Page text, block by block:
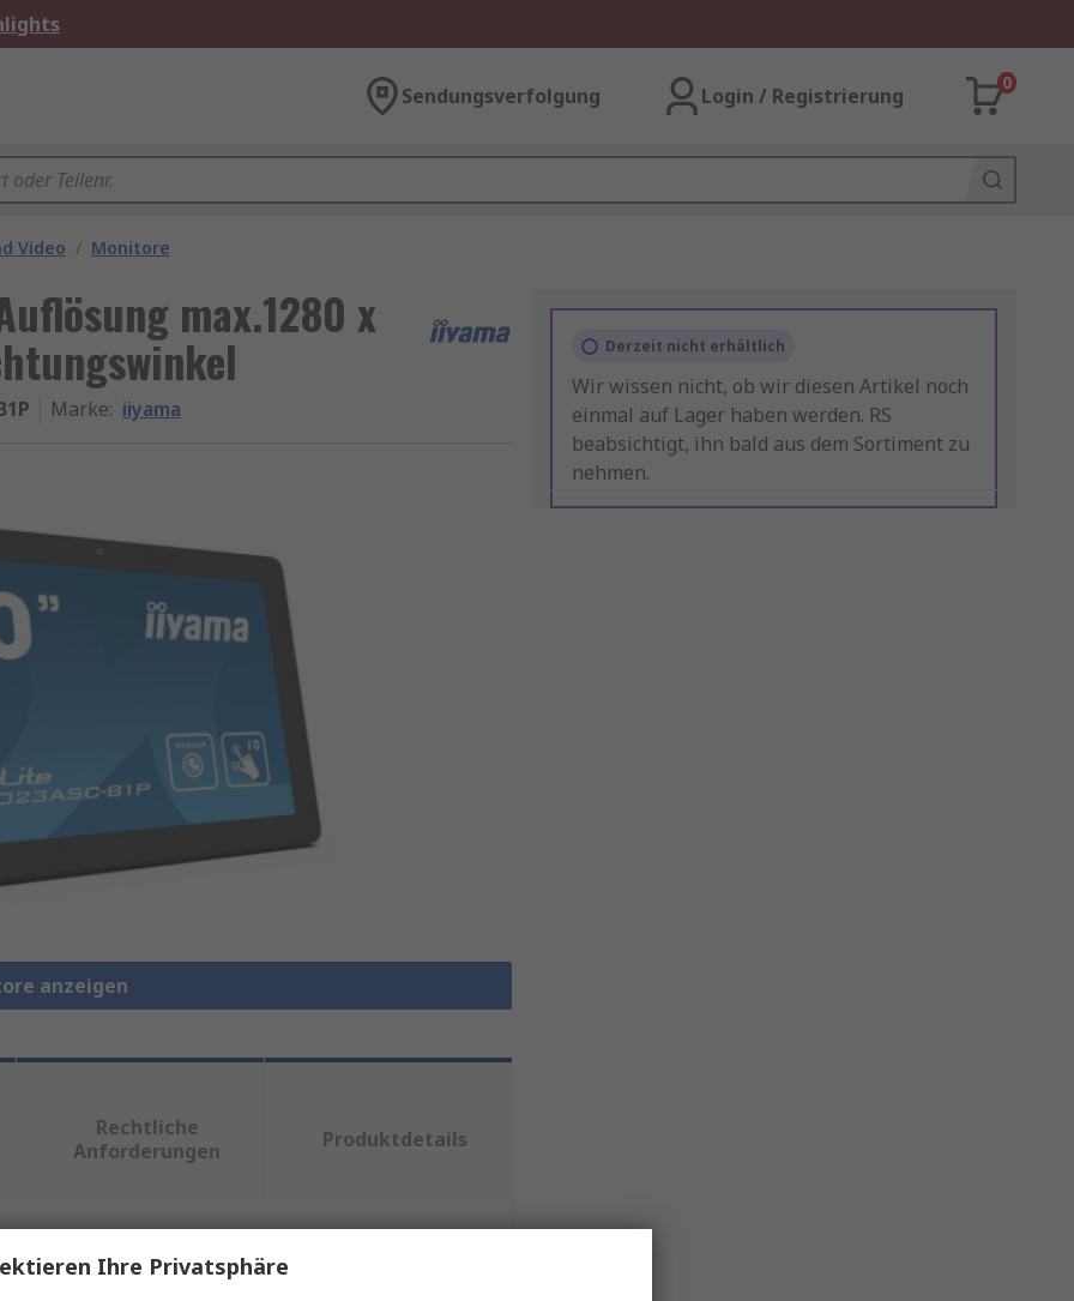
Sendungsverfolgung Login / Registrierung
0
Video / Monitore
max.1280 x
Marke: iiyama
anzeigen
Derzeit nicht erhältlich
Wir wissen nicht, ob wir diesen Artikel noch
einmal auf Lager haben werden. RS
beabsichtigt, ihn bald aus dem Sortiment zu
nehmen.
Rechtliche
Anforderungen
Produktdetails
oder mehrere Eigenschaften auswählen.
Ihre Privatsphäre